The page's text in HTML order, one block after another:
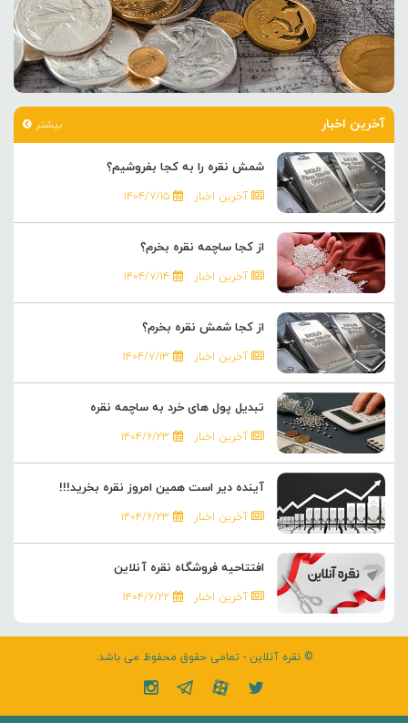
آخرین اخبار بیشتر
شمش نقره را به کجا بفروشیم؟
آخرین اخبار ۱۴۰۴/۷/۱۵
از کجا ساچمه نقره بخرم؟
آخرین اخبار ۱۴۰۴/۷/۱۴
از کجا شمش نقره بخرم؟
آخرین اخبار ۱۴۰۴/۷/۱۳
تبدیل پول های خرد به ساچمه نقره
آخرین اخبار ۱۴۰۴/۶/۲۳
آینده دیر است همین امروز نقره بخرید!!!
آخرین اخبار ۱۴۰۴/۶/۲۳
افتتاحیه فروشگاه نقره آنلاین
آخرین اخبار ۱۴۰۴/۶/۲۲
© نقره آنلاین - تمامی حقوق محفوظ می باشد.